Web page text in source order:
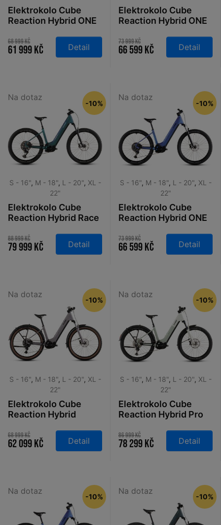
Elektrokolo Cube
Reaction Hybrid ONE
sleekgrey´n´prism
2026
68 999 Kč
61 999 Kč Detail
Elektrokolo Cube
Reaction Hybrid ONE
sleekgrey´n´prism
2026
73 999 Kč
66 599 Kč Detail
Na dotaz
S - 16", M - 18", L - 20", XL -
22"
Elektrokolo Cube
Reaction Hybrid Race
polarlight´n´prism
2026
-10%
88 999 Kč
79 999 Kč Detail
Na dotaz
S - 16", M - 18", L - 20", XL -
22"
Elektrokolo Cube
Reaction Hybrid ONE
blueiris´n´reflect
2026
-10%
73 999 Kč
66 599 Kč Detail
Na dotaz
S - 16", M - 18", L - 20", XL -
22"
Elektrokolo Cube
Reaction Hybrid
Easy Entry plumgrey
´n´black 2026
-10%
68 999 Kč
62 099 Kč Detail
Na dotaz
S - 16", M - 18", L - 20", XL -
22"
Elektrokolo Cube
Reaction Hybrid Pro
desertstone´n
´driedherbs 2026
-10%
86 999 Kč
78 299 Kč Detail
Na dotaz
-10%
Na dotaz
-10%